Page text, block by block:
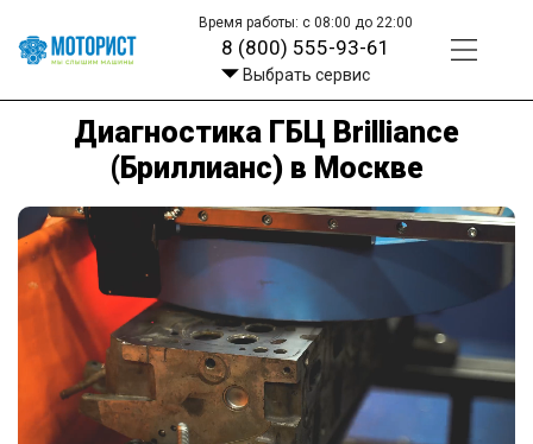
Время работы: с 08:00 до 22:00
8 (800) 555-93-61
Выбрать сервис
Диагностика ГБЦ Brilliance
(Бриллианс) в Москве